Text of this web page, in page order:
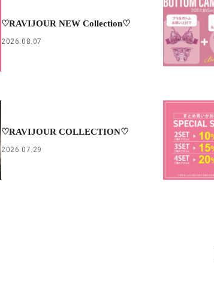
♡RAVIJOUR NEW Collection♡
2026.08.07
♡RAVIJOUR COLLECTION♡
2026.07.29